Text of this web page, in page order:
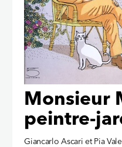
Monsieur
peintre-
Giancarlo Ascari et Pia